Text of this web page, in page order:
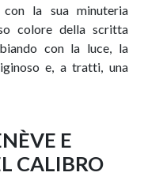
la sua minuteria
colore della scritta
con la luce, la
e, a tratti, una
E
CALIBRO